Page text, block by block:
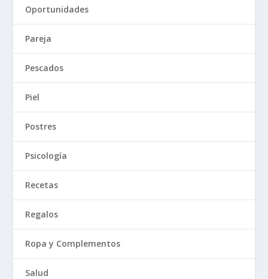
Oportunidades
Pareja
Pescados
Piel
Postres
Psicología
Recetas
Regalos
Ropa y Complementos
Salud